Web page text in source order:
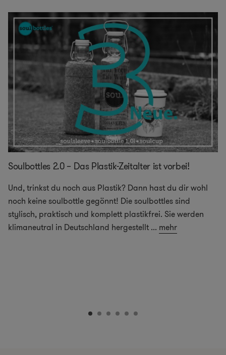
Soulbottles 2.0 – Das Plastik-Zeitalter ist vorbei!
Und, trinkst du noch aus Plastik? Dann hast du dir wohl
noch keine soulbottle gegönnt! Die soulbottles sind
stylisch, praktisch und komplett plastikfrei. Sie werden
klimaneutral in Deutschland hergestellt ... mehr